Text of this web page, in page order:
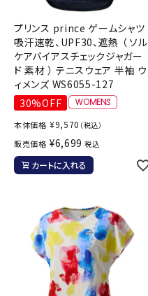
プリンス prince ゲームシャツ
吸汗速乾、UPF30、遮熱 （ ソル
ケアバイアスチェックジャガー
ド 素材 ） テニスウェア 半袖 ウ
ィメンズ WS6055-127
30%OFF
本体価格 ¥9,570 （税込）
販売価格 ¥6,699 税込
カートに入れる